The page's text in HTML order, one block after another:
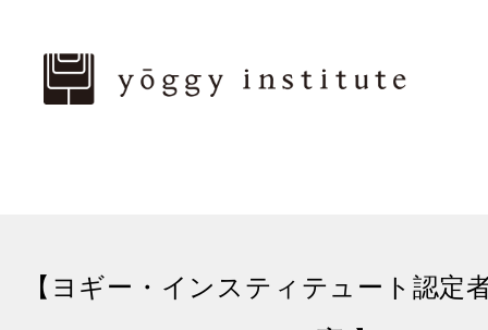
【ヨギー・インスティテュート認定